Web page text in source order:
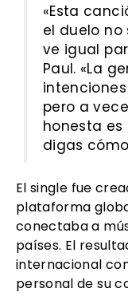
«Esta
el duelo no
ve igual
Paul. «La
pero a
honesta
digas
El single fue
plataforma
conectaba a
países. El
internacional
personal de su